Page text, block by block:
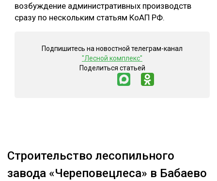
возбуждение административных производств
сразу по нескольким статьям КоАП РФ.
Подпишитесь на новостной телеграм-канал
"Лесной комплекс"
Поделиться статьей
Строительство лесопильного
завода «Череповецлеса» в Бабаево